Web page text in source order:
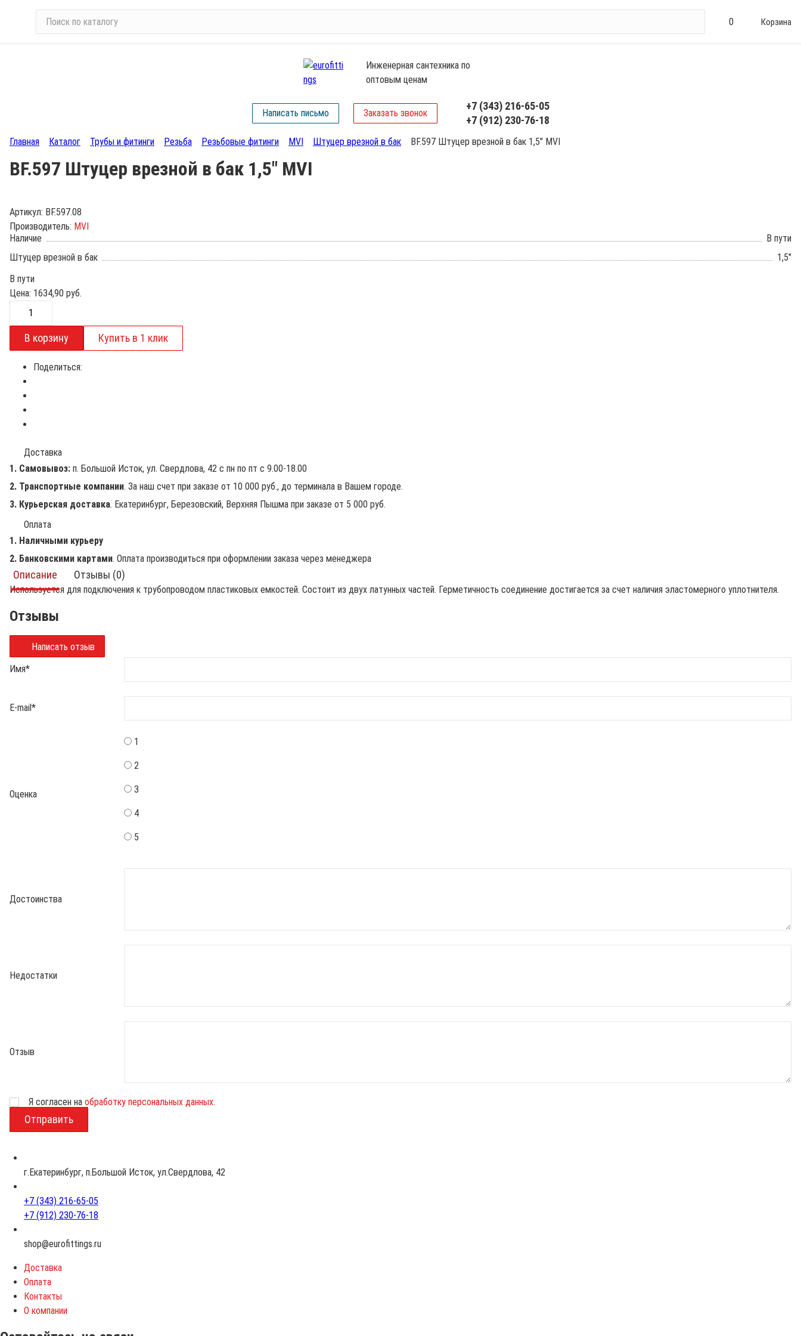
и
т
л
у
0 Корзина
Инженерная сантехника по
оптовым ценам
Написать письмо Заказать звонок
+7 (343) 216-65-05
+7 (912) 230-76-18
Главная Каталог Трубы и фитинги Резьба Резьбовые фитинги MVI Штуцер врезной в бак BF.597 Штуцер врезной в бак 1,5" MVI
BF.597 Штуцер врезной в бак 1,5" MVI
Артикул: BF.597.08
Производитель: MVI
Наличие
В пути
Штуцер врезной в бак
1,5"
В пути
Цена: 1634,90 руб.
Поделиться:
Доставка
1. Самовывоз: п. Большой Исток, ул. Свердлова, 42 с пн по пт с 9.00-18.00
2. Транспортные компании. За наш счет при заказе от 10 000 руб., до терминала в Вашем городе.
3. Курьерская доставка. Екатеринбург, Березовский, Верхняя Пышма при заказе от 5 000 руб.
Оплата
1. Наличными курьеру
2. Банковскими картами. Оплата производиться при оформлении заказа через менеджера
Описание Отзывы (0)
Используется для подключения к трубопроводом пластиковых емкостей. Состоит из двух латунных частей. Герметичность соединение достигается за счет наличия эластомерного уплотнителя.
Отзывы
Написать отзыв
Имя*
E-mail *
Оценка
1
2
3
4
5
Достоинства
Недостатки
Отзыв
ВозрастЯ согласен на обработку персональных данных.
г.Екатеринбург, п.Большой Исток, ул.Свердлова, 42
+7 (343) 216-65-05
+7 (912) 230-76-18
shop@eurofittings.ru
Доставка
Оплата
Контакты
О компании